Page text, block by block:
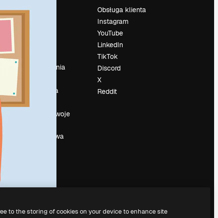
Cennik
wyszukiwania
Wydarzenia
Slidesgo
Sprzedaj swoje
Sala prasowa
Obsługa klienta
Instagram
YouTube
LinkedIn
TikTok
Discord
X
Reddit
to the storing of cookies on your device to enhance site